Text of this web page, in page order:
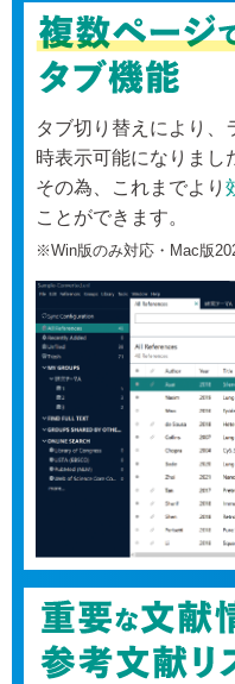
タブ切り替えにより、
時表示可能になりまし
その為、これまでより
ことができます。
※Win版のみ対応・Mac版